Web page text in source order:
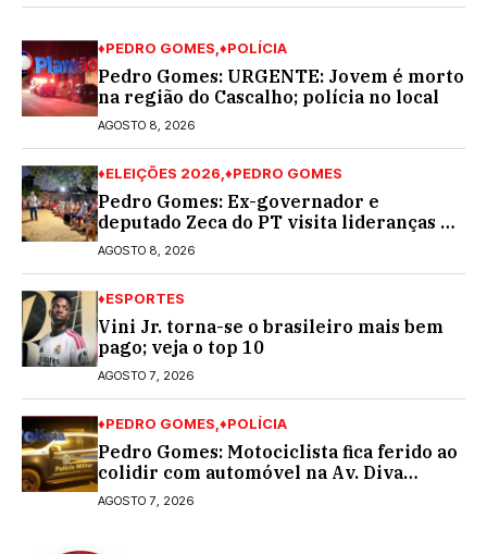
♦PEDRO GOMES ♦POLÍCIA
Pedro Gomes: URGENTE: Jovem é morto
na região do Cascalho; polícia no local
AGOSTO 8, 2026
♦ELEIÇÕES 2026 ♦PEDRO GOMES
Pedro Gomes: Ex-governador e
deputado Zeca do PT visita lideranças do
partido na cidade; buscará a reeleição
AGOSTO 8, 2026
♦ESPORTES
Vini Jr. torna-se o brasileiro mais bem
pago; veja o top 10
AGOSTO 7, 2026
♦PEDRO GOMES ♦POLÍCIA
Pedro Gomes: Motociclista fica ferido ao
colidir com automóvel na Av. Diva
Araújo; ele não tinha CNH
AGOSTO 7, 2026